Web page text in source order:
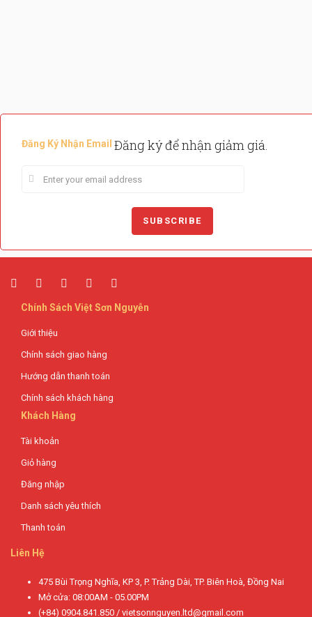
Đăng Ký Nhận Email Đăng ký để nhận giảm giá.
Chính Sách Việt Sơn Nguyễn
Giới thiệu
Chính sách giao hàng
Hướng dẫn thanh toán
Chính sách khách hàng
Khách Hàng
Tài khoản
Giỏ hàng
Đăng nhập
Danh sách yêu thích
Thanh toán
Liên Hệ
475 Bùi Trọng Nghĩa, KP 3, P. Trảng Dài, TP. Biên Hoà, Đồng Nai
Mở cửa: 08:00AM - 05.00PM
(+84) 0904.841.850 / vietsonnguyen.ltd@gmail.com